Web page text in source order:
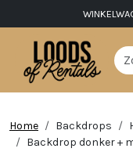
Home Backdrops
Backdrop donker +